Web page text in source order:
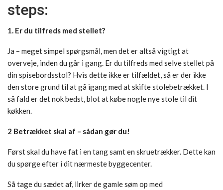
steps:
1. Er du tilfreds med stellet?
Ja – meget simpel spørgsmål, men det er altså vigtigt at
overveje, inden du går i gang. Er du tilfreds med selve stellet på
din spisebordsstol? Hvis dette ikke er tilfældet, så er der ikke
den store grund til at gå igang med at skifte stolebetrækket. I
så fald er det nok bedst, blot at købe nogle nye stole til dit
køkken.
2 Betrækket skal af – sådan gør du!
Først skal du have fat i en tang samt en skruetrækker. Dette kan
du spørge efter i dit nærmeste byggecenter.
Så tage du sædet af, lirker de gamle søm op med